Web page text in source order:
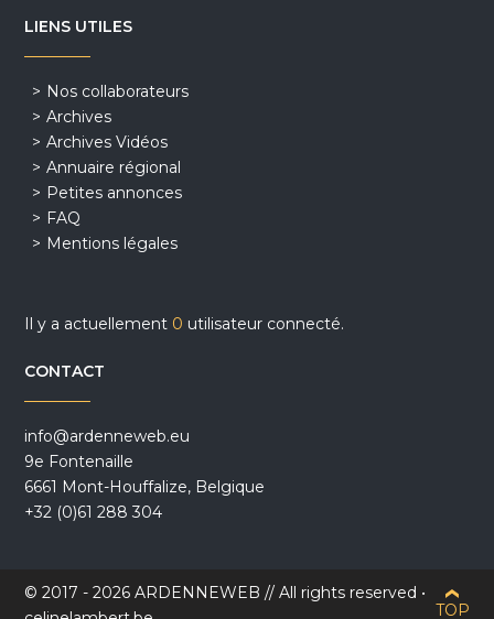
LIENS UTILES
Nos collaborateurs
Archives
Archives Vidéos
Annuaire régional
Petites annonces
FAQ
Mentions légales
Il y a actuellement 0 utilisateur connecté.
CONTACT
info@ardenneweb.eu
9e Fontenaille
6661 Mont-Houffalize, Belgique
+32 (0)61 288 304
© 2017 - 2026 ARDENNEWEB // All rights reserved •
TOP